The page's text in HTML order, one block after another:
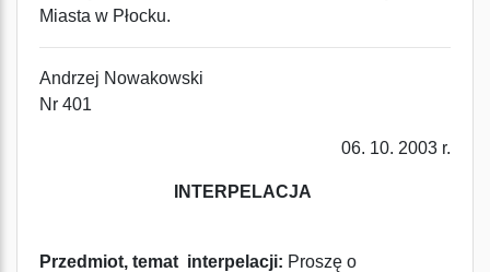
Miasta w Płocku.
Andrzej Nowakowski
Nr 401
06. 10. 2003 r.
INTERPELACJA
Przedmiot, temat interpelacji: Proszę o